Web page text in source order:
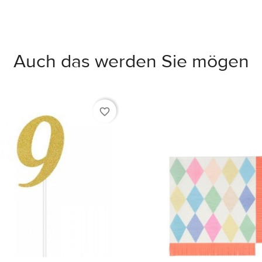
Auch das werden Sie mögen
favorite_border